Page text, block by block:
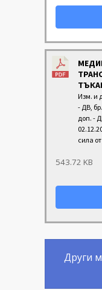
Изм. и
- ДВ,
доп. -
сила
543.72 KB
Други